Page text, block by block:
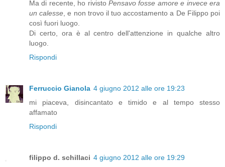
Ma di recente, ho rivisto Pensavo fosse amore e invece era
un calesse , e non trovo il tuo accostamento a De Filippo poi
così fuori luogo.
Di certo, ora è al centro dell'attenzione in qualche altro
luogo.
Rispondi
Ferruccio Gianola 4 giugno 2012 alle ore 19:23
mi piaceva, disincantato e timido e al tempo stesso
affamato
Rispondi
filippo d. schillaci 4 giugno 2012 alle ore 19:29